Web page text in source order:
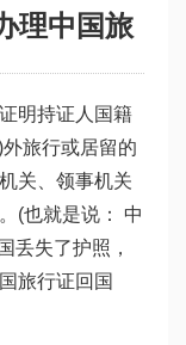
理中国旅
明持证人国籍
旅行或居留的
关、领事机关
(也就是说： 中
丢失了护照，
旅行证回国